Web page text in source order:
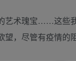
艺术瑰宝……这些
望，尽管有疫情的